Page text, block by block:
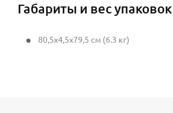
Габариты и вес упаковок
80,5x4,5x79,5 см (6.3 кг)